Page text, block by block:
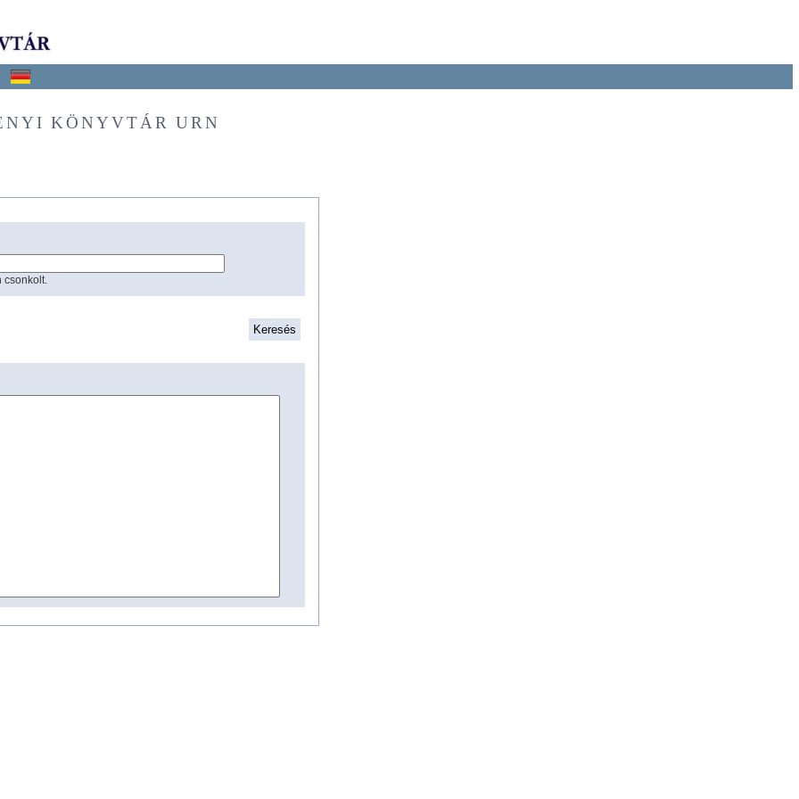
KÖNYVTÁR URN
csonkolt.